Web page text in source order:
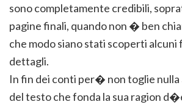
sono completamente credibili,
pagine finali, quando non � ben
che modo siano stati scoperti alcuni
dettagli.
In fin dei conti per� non toglie
del testo che fonda la sua ragion